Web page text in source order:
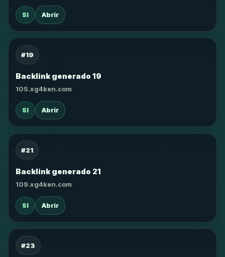
SI Abrir
#19
Backlink generado 19
105.xg4ken.com
SI Abrir
#21
Backlink generado 21
109.xg4ken.com
SI Abrir
#23